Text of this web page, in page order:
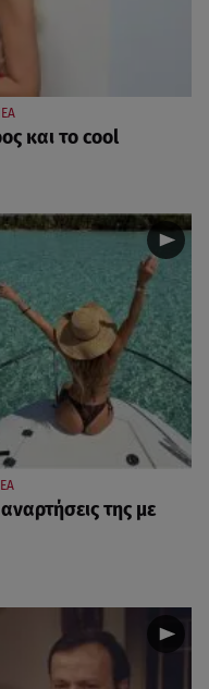
και το cool
της με